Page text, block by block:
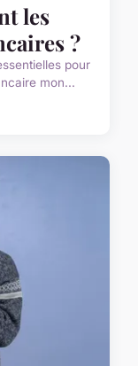
les
?
pour
mon...